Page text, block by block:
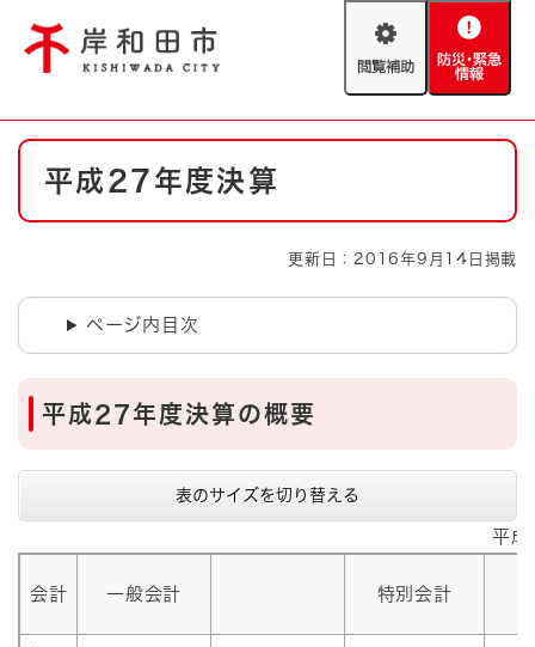
閲
助
防
緊
やさしい日本語
背景色変更 白 黒 青
とじる
防災・緊急情報
ハザードマップ AED設置箇所
本
平成27年度決算
更新日：2016年9月14日掲載
ページ内目次
平成27年度決算の概要
表のサイズを切り替える
平成
会計 一般会計 特別会計